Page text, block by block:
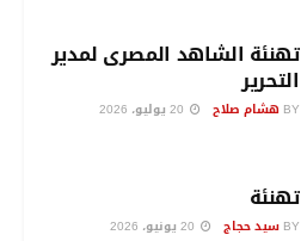
تهنئة الشاهد المصرى لمدير
التحرير
BY هشام صلاح
تهنئة
BY سيد حجاج